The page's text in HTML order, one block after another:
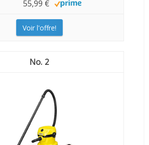
55,99 €
Voir l'offre!
2